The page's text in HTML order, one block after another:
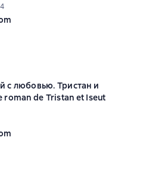
рейтинг 5 на основе 4 оценок
4
с любовью. Тристан и
roman de Tristan et Iseut
рейтинг 5 на основе 3 оценок